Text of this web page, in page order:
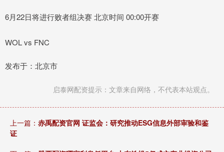
6月22日将进行败者组决赛 北京时间 00:00开赛
WOL vs FNC
发布于：北京市
启泰网配资提示：文章来自网络，不代表本站观点。
上一篇： 赤禹配资官网 证监会：研究推动ESG信息外部审验和鉴
证